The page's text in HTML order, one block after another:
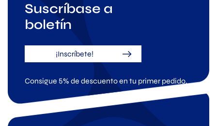
Suscríbase a
boletín
¡Inscríbete!
Consigue 5% de descuento en tu primer pedido.